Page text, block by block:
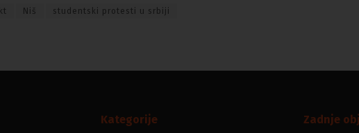
Niš studentski protesti u srbiji
Kategorije Zadnje